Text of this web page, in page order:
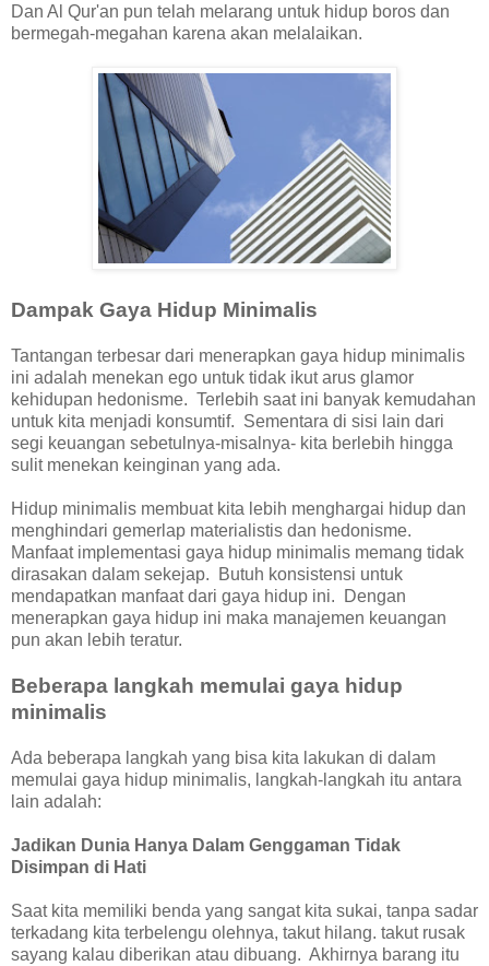
Dan Al Qur'an pun telah melarang untuk hidup boros dan
bermegah-megahan karena akan melalaikan.
Dampak Gaya Hidup Minimalis
Tantangan terbesar dari menerapkan gaya hidup minimalis
ini adalah menekan ego untuk tidak ikut arus glamor
kehidupan hedonisme. Terlebih saat ini banyak kemudahan
untuk kita menjadi konsumtif. Sementara di sisi lain dari
segi keuangan sebetulnya-misalnya- kita berlebih hingga
sulit menekan keinginan yang ada.
Hidup minimalis membuat kita lebih menghargai hidup dan
menghindari gemerlap materialistis dan hedonisme.
Manfaat implementasi gaya hidup minimalis memang tidak
dirasakan dalam sekejap. Butuh konsistensi untuk
mendapatkan manfaat dari gaya hidup ini. Dengan
menerapkan gaya hidup ini maka manajemen keuangan
pun akan lebih teratur.
Beberapa langkah memulai gaya hidup
minimalis
Ada beberapa langkah yang bisa kita lakukan di dalam
memulai gaya hidup minimalis, langkah-langkah itu antara
lain adalah:
Jadikan Dunia Hanya Dalam Genggaman Tidak
Disimpan di Hati
Saat kita memiliki benda yang sangat kita sukai, tanpa sadar
terkadang kita terbelengu olehnya, takut hilang. takut rusak
sayang kalau diberikan atau dibuang. Akhirnya barang itu